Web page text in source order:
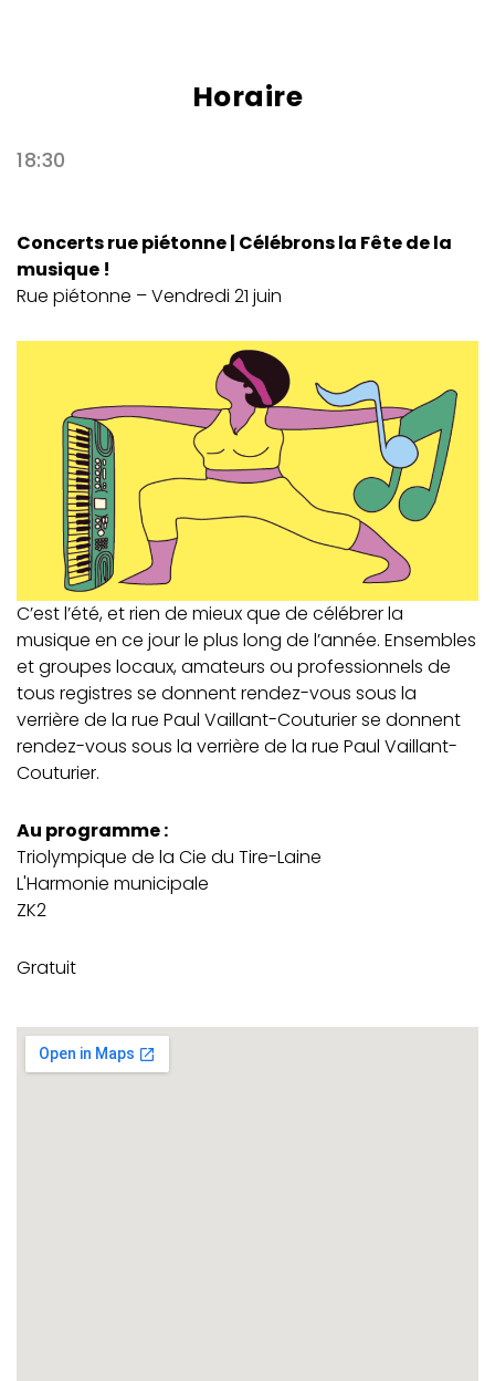
Horaire
18:30
Concerts rue piétonne | Célébrons la Fête de la
musique !
Rue piétonne – Vendredi 21 juin
C’est l’été, et rien de mieux que de célébrer la
musique en ce jour le plus long de l’année. Ensembles
et groupes locaux, amateurs ou professionnels de
tous registres se donnent rendez-vous sous la
verrière de la rue Paul Vaillant-Couturier se donnent
rendez-vous sous la verrière de la rue Paul Vaillant-
Couturier.
Au programme :
Triolympique de la Cie du Tire-Laine
L'Harmonie municipale
ZK2
Gratuit